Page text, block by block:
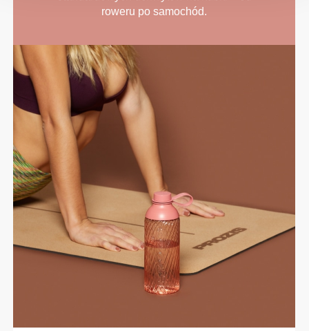
roweru po samochód.